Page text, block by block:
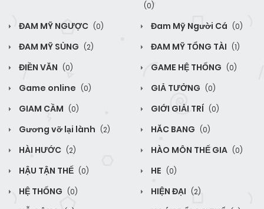
(0)
ĐAM MỸ NGƯỢC (0) Đam Mỹ Người Cá (0)
ĐAM MỸ SỦNG (2) ĐAM MỸ TỔNG TÀI (1)
ĐIỀN VĂN (0) GAME HỆ THỐNG (0)
Game online (0) GIẢ TƯỞNG (0)
GIAM CẦM (0) GIỚI GIẢI TRÍ (0)
Gương vỡ lại lành (2) HĂC BANG (0)
HÀI HƯỚC (2) HÀO MÔN THẾ GIA (0)
HẬU TẬN THẾ (0) HE (0)
HỆ THỐNG (0) HIỆN ĐẠI (2)